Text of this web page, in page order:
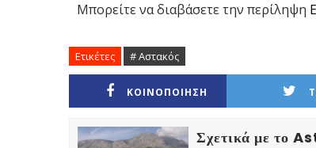
Μπορείτε να διαβάσετε την περίληψη
Ετικέτες # Αστακός
ΚΟΙΝΟΠΟΙΗΣΗ
Σχετικά με το